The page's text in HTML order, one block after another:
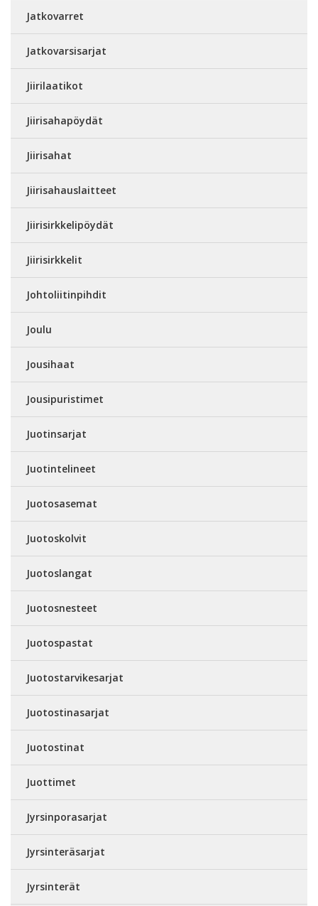
Jatkovarret
Jatkovarsisarjat
Jiirilaatikot
Jiirisahapöydät
Jiirisahat
Jiirisahauslaitteet
Jiirisirkkelipöydät
Jiirisirkkelit
Johtoliitinpihdit
Joulu
Jousihaat
Jousipuristimet
Juotinsarjat
Juotintelineet
Juotosasemat
Juotoskolvit
Juotoslangat
Juotosnesteet
Juotospastat
Juotostarvikesarjat
Juotostinasarjat
Juotostinat
Juottimet
Jyrsinporasarjat
Jyrsinteräsarjat
Jyrsinterät